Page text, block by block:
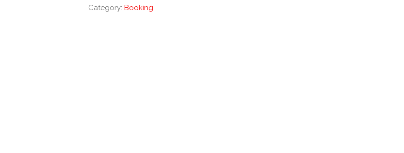
Category:Booking